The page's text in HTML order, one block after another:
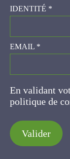
IDENTITÉ*
EMAIL*
En validant
politique de
Valider